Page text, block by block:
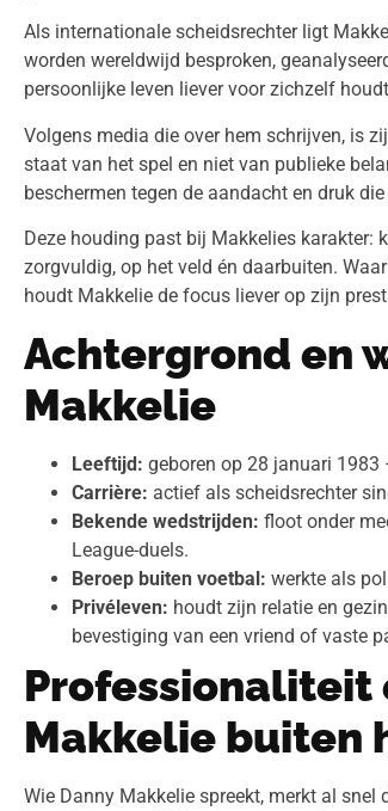
Als internationale scheidsrechter ligt
worden wereldwijd besproken,
persoonlijke leven liever voor zichzelf
Volgens media die over hem schrijven, is
staat van het spel en niet van publieke
beschermen tegen de aandacht en druk
Deze houding past bij Makkelies karakter:
zorgvuldig, op het veld én daarbuiten.
houdt Makkelie de focus liever op zijn
Achtergrond en
Makkelie
Leeftijd: geboren op 28 januari
Carrière: actief als scheidsrechter
Bekende wedstrijden: floot onder
League-duels.
Beroep buiten voetbal: werkte als
Privéleven: houdt zijn relatie en
bevestiging van een vriend of vaste
Professionaliteit
Makkelie buiten
Wie Danny Makkelie spreekt, merkt al